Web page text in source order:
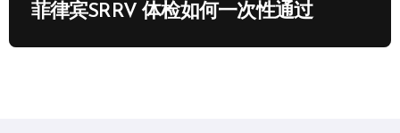
菲律宾SRRV 体检如何一次性通过